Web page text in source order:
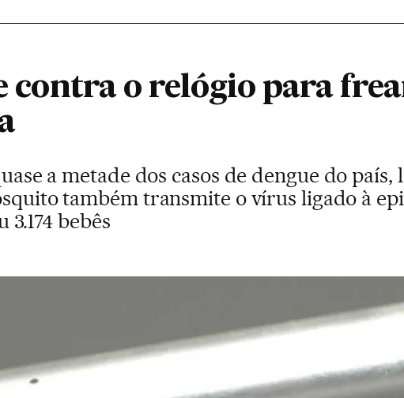
contra o relógio para
a metade dos casos de dengue do país,
também transmite o vírus ligado à
bebês